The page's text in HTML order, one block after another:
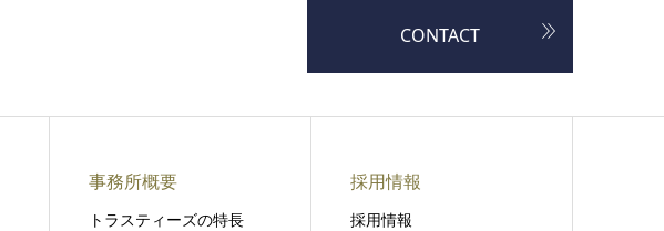
CONTACT
事務所概要
トラスティーズの特長
採用情報
採用情報